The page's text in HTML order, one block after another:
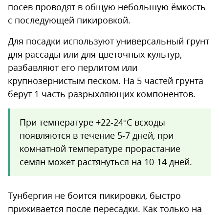
посев проводят в общую небольшую ёмкость
с последующей пикировкой.
Для посадки используют универсальный грунт
для рассады или для цветочных культур,
разбавляют его перлитом или
крупнозернистым песком. На 5 частей грунта
берут 1 часть разрыхляющих компонентов.
При температуре +22-24°С всходы
появляются в течение 5-7 дней, при
комнатной температуре прорастание
семян может растянуться на 10-14 дней.
Тунбергия не боится пикировки, быстро
приживается после пересадки. Как только на